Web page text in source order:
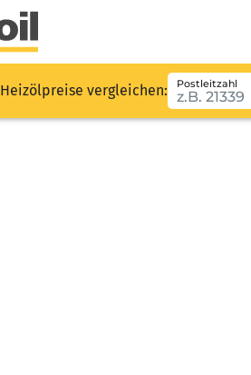
Heizölpreise vergleichen: Postleitzahl